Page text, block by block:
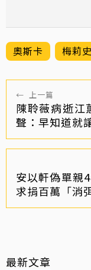
奧斯卡 梅莉
← 上一篇
陳聆薇病逝江
聲：早知道就
安以軒偽單親
求捐百萬「消
最新文章